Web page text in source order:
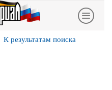
К результатам поиска